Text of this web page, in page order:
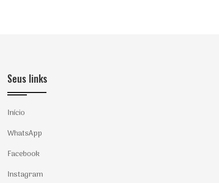
Seus links
Início
WhatsApp
Facebook
Instagram